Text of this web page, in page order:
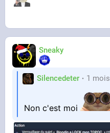
Sneaky
Silencedeter 1 mois
Non c'est moi